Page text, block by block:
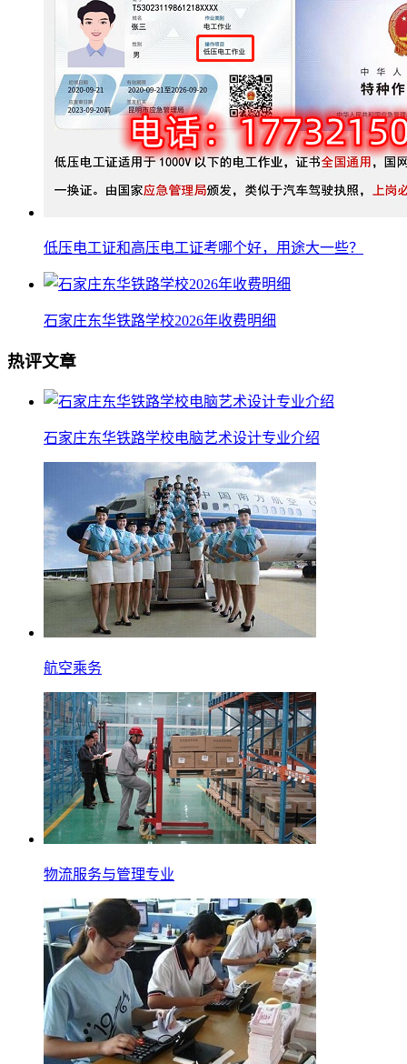
低压电工证和高压电工证考哪个好，用途大一些？
石家庄东华铁路学校2026年收费明细
热评文章
石家庄东华铁路学校电脑艺术设计专业介绍
航空乘务
物流服务与管理专业